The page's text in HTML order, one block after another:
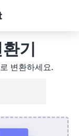
기
변환하세요.